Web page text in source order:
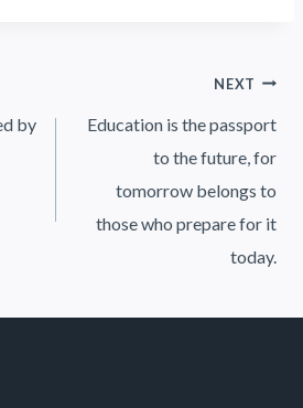
by
NEXT
Education is the passport
to the future, for
tomorrow belongs to
those who prepare for it
today.